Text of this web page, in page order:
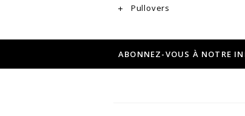
Pullovers
ABONNEZ-VOUS À NOTRE